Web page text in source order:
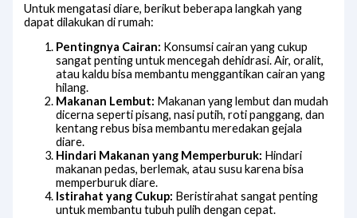
Untuk mengatasi diare, berikut beberapa langkah yang
dapat dilakukan di rumah:
Pentingnya Cairan: Konsumsi cairan yang cukup
sangat penting untuk mencegah dehidrasi. Air, oralit,
atau kaldu bisa membantu menggantikan cairan yang
hilang.
Makanan Lembut: Makanan yang lembut dan mudah
dicerna seperti pisang, nasi putih, roti panggang, dan
kentang rebus bisa membantu meredakan gejala
diare.
Hindari Makanan yang Memperburuk: Hindari
makanan pedas, berlemak, atau susu karena bisa
memperburuk diare.
Istirahat yang Cukup: Beristirahat sangat penting
untuk membantu tubuh pulih dengan cepat.